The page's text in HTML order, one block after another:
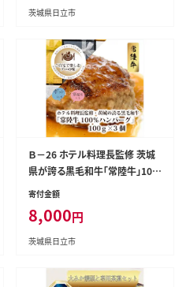
茨城県日立市
Ｂ－26 ホテル料理長監修 茨城
県が誇る黒毛和牛「常陸牛」10
0％ハンバーグ 100ｇ×3個＜20
和牛】【冷凍ハンバーグ 茨城県
日立市】
寄付金額
8,000円
茨城県日立市